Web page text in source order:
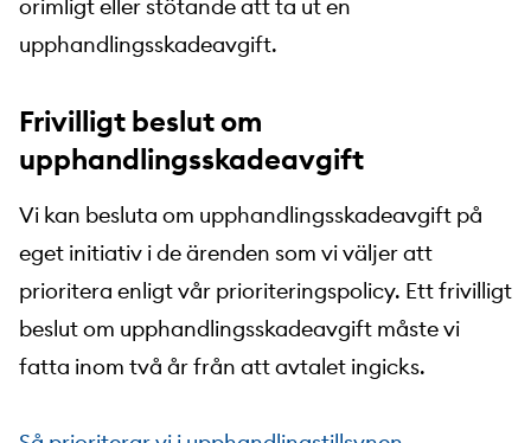
orimligt eller stötande att ta ut en
upphandlingsskadeavgift.
Frivilligt beslut om
upphandlingsskadeavgift
Vi kan besluta om upphandlingsskadeavgift på
eget initiativ i de ärenden som vi väljer att
prioritera enligt vår prioriteringspolicy. Ett frivilligt
beslut om upphandlingsskadeavgift måste vi
fatta inom två år från att avtalet ingicks.